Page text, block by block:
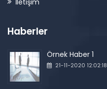
Haberler
Örnek Haber 1
21-11-2020 12:02:18